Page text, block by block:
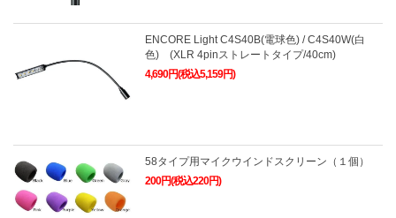
ENCORE Light C4S40B(電球色) / C4S40W(白
色) (XLR 4pinストレートタイプ/40cm)
4,690円(税込5,159円)
58タイプ用マイクウインドスクリーン（１個）
200円(税込220円)